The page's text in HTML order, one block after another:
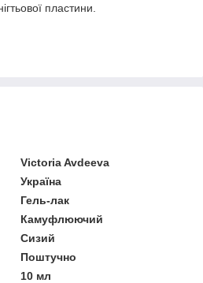
пластини.
Victoria Avdeeva
Україна
Гель-лак
Камуфлюючий
Сизий
Поштучно
10 мл